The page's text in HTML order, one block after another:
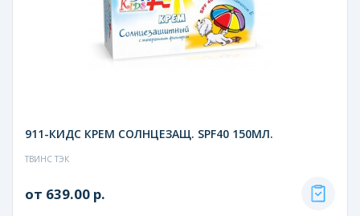
911-КИДС КРЕМ СОЛНЦЕЗАЩ. SPF40 150МЛ.
ТВИНС ТЭК
от 639.00 р.